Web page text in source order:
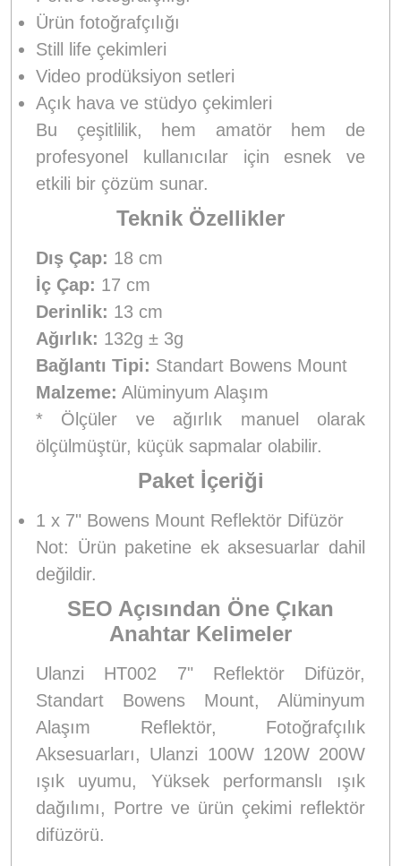
Ürün fotoğrafçılığı
Still life çekimleri
Video prodüksiyon setleri
Açık hava ve stüdyo çekimleri
Bu çeşitlilik, hem amatör hem de
profesyonel kullanıcılar için esnek ve
etkili bir çözüm sunar.
Teknik Özellikler
Dış Çap: 18 cm
İç Çap: 17 cm
Derinlik: 13 cm
Ağırlık: 132g ± 3g
Bağlantı Tipi: Standart Bowens Mount
Malzeme: Alüminyum Alaşım
* Ölçüler ve ağırlık manuel olarak
ölçülmüştür, küçük sapmalar olabilir.
Paket İçeriği
1 x 7" Bowens Mount Reflektör Difüzör
Not: Ürün paketine ek aksesuarlar dahil
değildir.
SEO Açısından Öne Çıkan
Anahtar Kelimeler
Ulanzi HT002 7" Reflektör Difüzör,
Standart Bowens Mount, Alüminyum
Alaşım Reflektör, Fotoğrafçılık
Aksesuarları, Ulanzi 100W 120W 200W
ışık uyumu, Yüksek performanslı ışık
dağılımı, Portre ve ürün çekimi reflektör
difüzörü.